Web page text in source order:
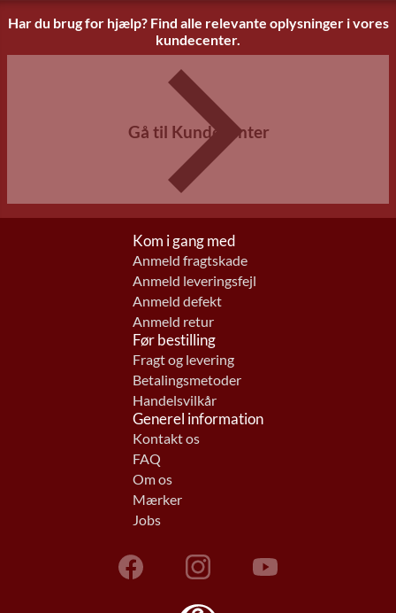
Har du brug for hjælp? Find alle relevante oplysninger i vores
kundecenter.
Gå til Kundecenter
Kom i gang med
Anmeld fragtskade
Anmeld leveringsfejl
Anmeld defekt
Anmeld retur
Før bestilling
Fragt og levering
Betalingsmetoder
Handelsvilkår
Generel information
Kontakt os
FAQ
Om os
Mærker
Jobs